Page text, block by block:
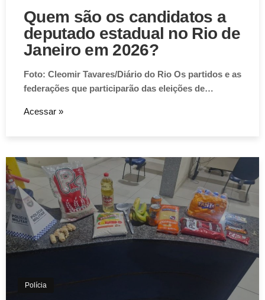
Quem são os candidatos a
deputado estadual no Rio de
Janeiro em 2026?
Foto: Cleomir Tavares/Diário do Rio Os partidos e as
Acessar »